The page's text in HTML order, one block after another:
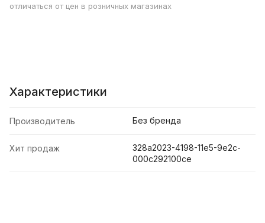
отличаться от цен в розничных магазинах
Характеристики
Производитель Без бренда
Хит продаж
328a2023-4198-11e5-9e2c-
000c292100ce